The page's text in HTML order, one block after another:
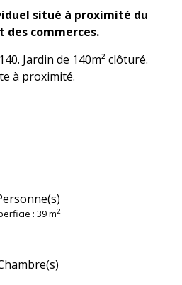
situé à proximité du
des commerces.
Jardin de 140m² clôturé.
à proximité.
: 39 m2